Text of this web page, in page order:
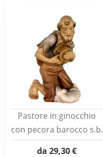
Pastore in ginocchio
con pecora barocco s.b.
da 29,30 €